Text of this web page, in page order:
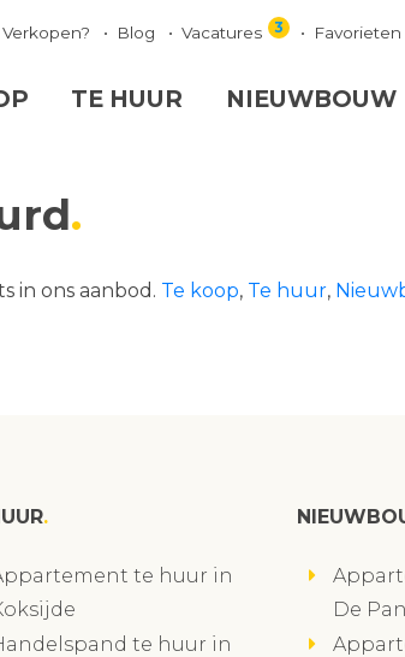
Verkopen? Blog Vacatures 3 Favorieten
TE HUUR NIEUWBOUW
in ons aanbod. Te koop, Te huur,
te huur in
te huur in
De